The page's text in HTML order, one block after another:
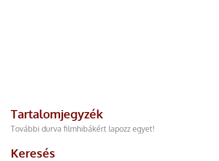
Tartalomjegyzék
További durva filmhibákért lapozz egyet!
Keresés